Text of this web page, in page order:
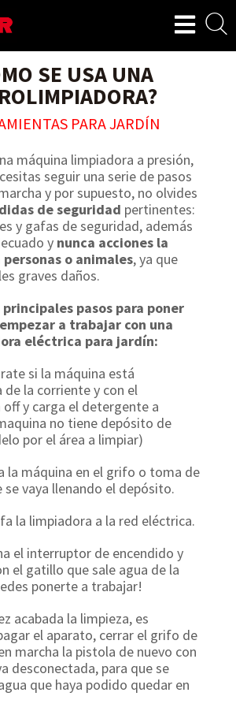
SE USA UNA
PARA JARDÍN
máquina limpiadora a presión,
seguir una serie de pasos
y por supuesto, no olvides
de seguridad pertinentes:
y gafas de seguridad, además
y nunca acciones la
o animales, ya que
graves daños.
principales pasos para poner
a trabajar con una
eléctrica para jardín:
si la máquina está
de la corriente y con el
y carga el detergente a
no tiene depósito de
por el área a limpiar)
la máquina en el grifo o toma de
se vaya llenando el depósito.
la limpiadora a la red eléctrica.
el interruptor de encendido y
el gatillo que sale agua de la
ponerte a trabajar!
acabada la limpieza, es
el aparato, cerrar el grifo de
marcha la pistola de nuevo con
desconectada, para que se
que haya podido quedar en